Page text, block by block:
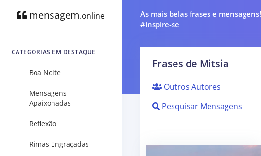
mensagem.online
CATEGORIAS EM DESTAQUE
Boa Noite
Mensagens
Apaixonadas
Reflexão
Rimas Engraçadas
As mais belas frases e mensagens!
#inspire-se
Frases de Mitsia
Outros Autores
Pesquisar Mensagens